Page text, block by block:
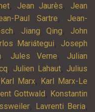
, Jean Jaurès, Jean
Paul Sartre, Jean-
, Jiang Qing, John
Mariátegui, Joseph
, Jules Verne, Julian
, Julien Lahaut, Julius
Karl Marx, Karl Marx-Le
Gottwald, Konstantin
, Lavrenti Beria,